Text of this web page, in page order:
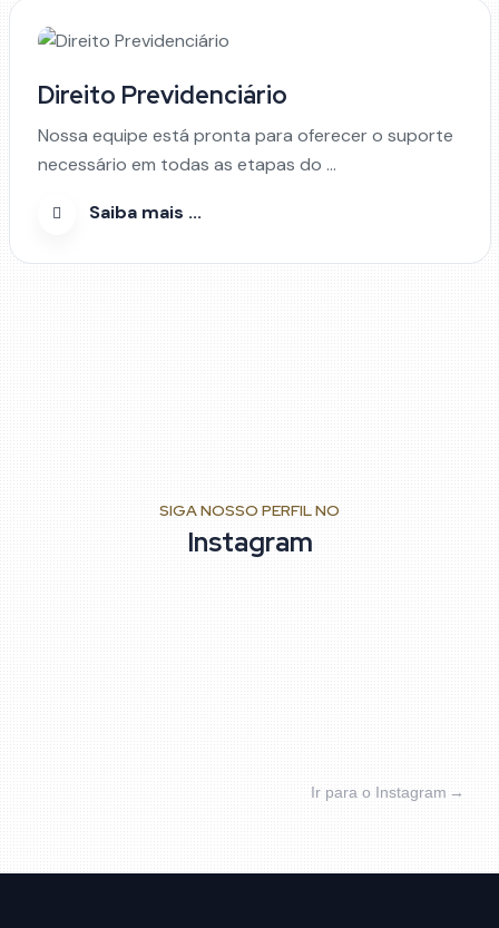
Direito Previdenciário
Nossa equipe está pronta para oferecer o suporte
necessário em todas as etapas do ...
Saiba mais ...
SIGA NOSSO PERFIL NO
Instagram
Ir para o Instagram →